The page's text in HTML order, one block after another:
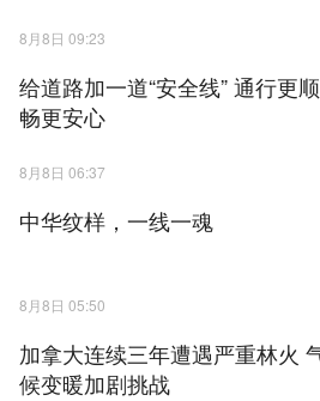
8月8日 09:23
给道路加一道“安全线” 通行更顺
畅更安心
8月8日 06:37
中华纹样，一线一魂
8月8日 05:50
加拿大连续三年遭遇严重林火 气
候变暖加剧挑战